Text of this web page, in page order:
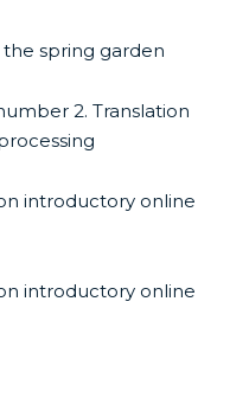
spring garden
2. Translation
introductory online
introductory online